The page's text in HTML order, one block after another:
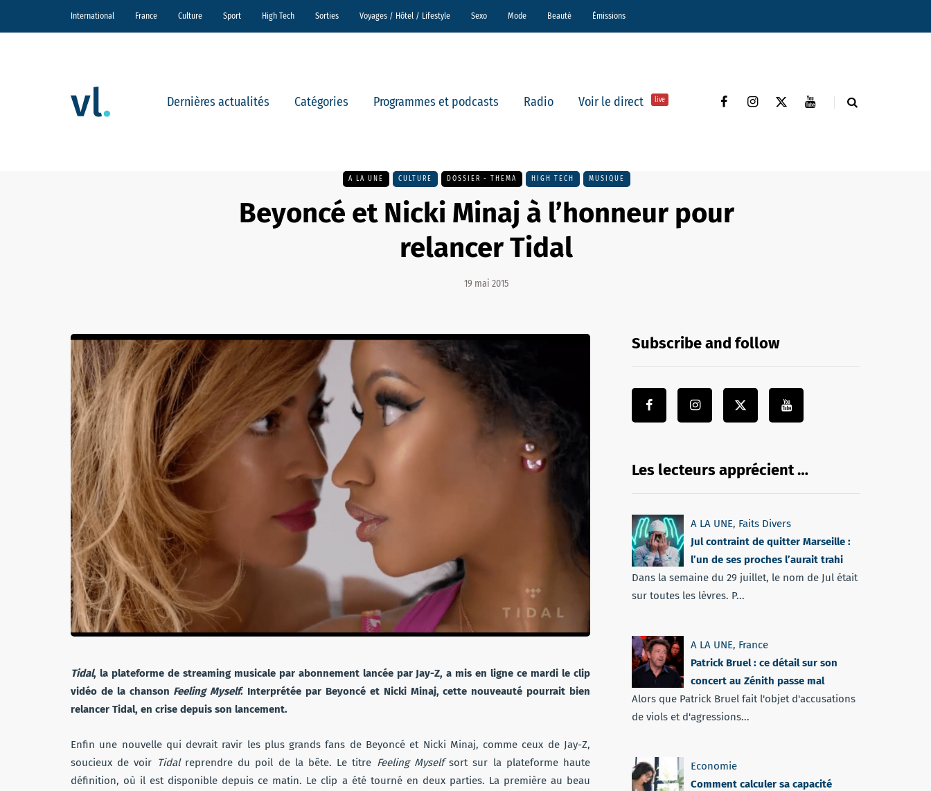
International France Culture Sport High Tech Sorties Voyages / Hôtel / Lifestyle Sexo Mode Beauté Émissions
Dernières actualités Catégories Programmes et podcasts Radio Voir le direct live
A LA UNE CULTURE DOSSIER - THEMA HIGH TECH MUSIQUE
Beyoncé et Nicki Minaj à l’honneur pour
relancer Tidal
19 mai 2015
Tidal, la plateforme de streaming musicale par abonnement lancée par Jay-Z, a mis en ligne ce mardi le clip
vidéo de la chanson Feeling Myself. Interprétée par Beyoncé et Nicki Minaj, cette nouveauté pourrait bien
relancer Tidal, en crise depuis son lancement.
Enfin une nouvelle qui devrait ravir les plus grands fans de Beyoncé et Nicki Minaj, comme ceux de Jay-Z,
soucieux de voir Tidalreprendre du poil de la bête. Le titre Feeling Myselfsort sur la plateforme haute
définition, où il est disponible depuis ce matin. Le clip a été tourné en deux parties. La première au beau
Subscribe and follow
Les lecteurs apprécient …
A LA UNE, Faits Divers
Jul contraint de quitter Marseille :
l’un de ses proches l’aurait trahi
Dans la semaine du 29 juillet, le nom de Jul était
sur toutes les lèvres. P...
A LA UNE, France
Patrick Bruel : ce détail sur son
concert au Zénith passe mal
Alors que Patrick Bruel fait l'objet d'accusations
de viols et d'agressions...
Economie
Comment calculer sa capacité